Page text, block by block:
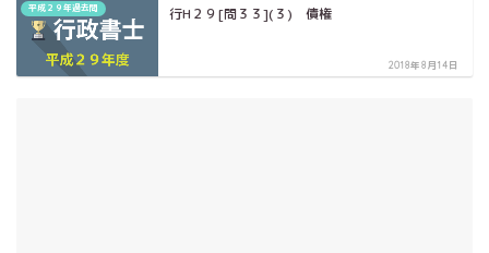
平成２９年過去問 行H２９[問３３](３) 債権
2018年8月14日